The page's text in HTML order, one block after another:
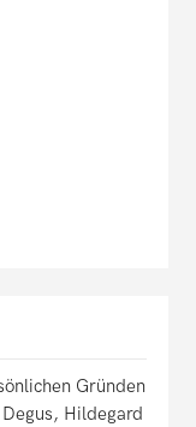
Gründen
Hildegard